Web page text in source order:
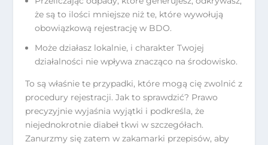
że są to ilości mniejsze niż te, które wywołują
obowiązkową rejestrację w BDO.
Może działasz lokalnie, i charakter Twojej
działalności nie wpływa znacząco na środowisko.
To są właśnie te przypadki, które mogą cię zwolnić z
procedury rejestracji. Jak to sprawdzić? Prawo
precyzyjnie wyjaśnia wyjątki i podkreśla, że
niejednokrotnie diabeł tkwi w szczegółach.
Zanurzmy się zatem w zakamarki przepisów, aby